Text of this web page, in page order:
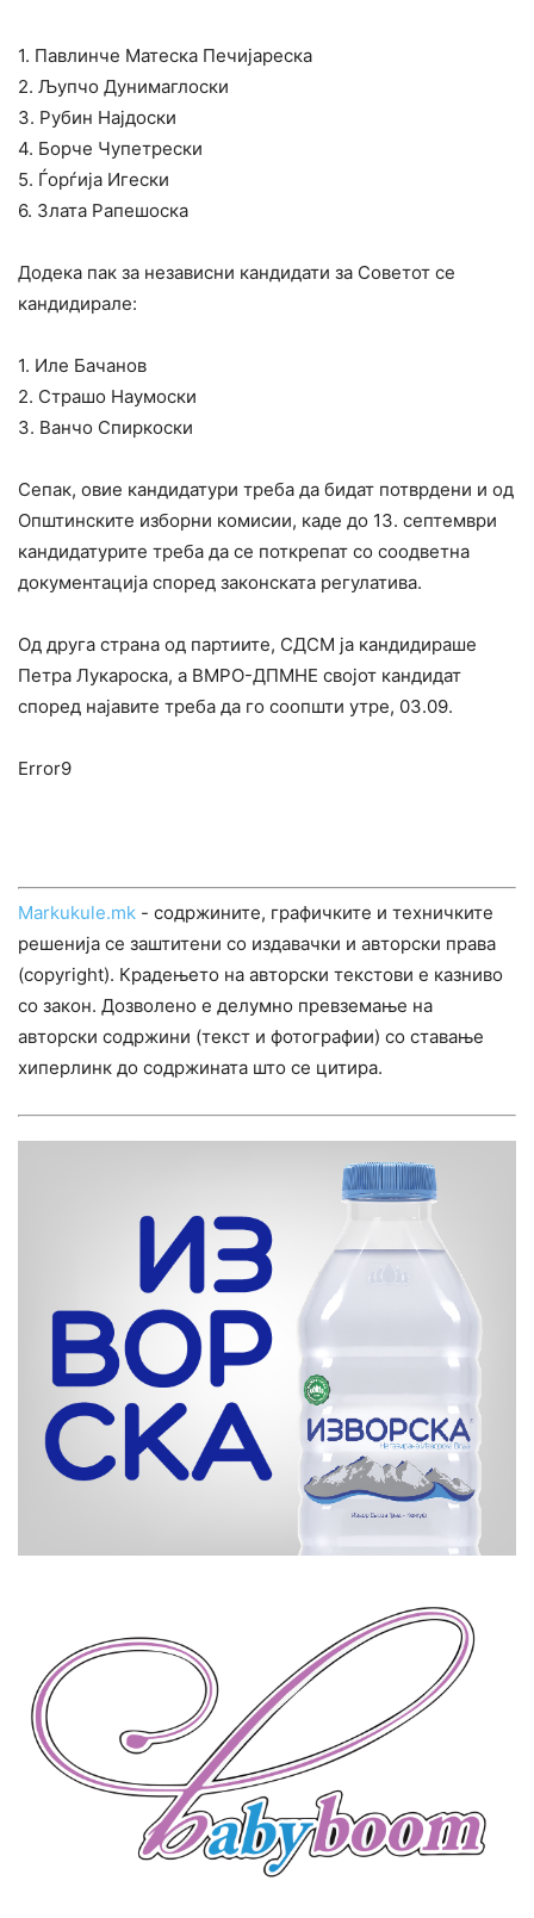
1. Павлинче Матеска Печијареска
2. Љупчо Дунимаглоски
3. Рубин Најдоски
4. Борче Чупетрески
5. Ѓорѓија Игески
6. Злата Рапешоска
Додека пак за независни кандидати за Советот се
кандидирале:
1. Иле Бачанов
2. Страшо Наумоски
3. Ванчо Спиркоски
Сепак, овие кандидатури треба да бидат потврдени и од
Општинските изборни комисии, каде до 13. септември
кандидатурите треба да се поткрепат со соодветна
документација според законската регулатива.
Од друга страна од партиите, СДСМ ја кандидираше
Петра Лукароска, а ВМРО-ДПМНЕ својот кандидат
според најавите треба да го соопшти утре, 03.09.
Error9
Markukule.mk - содржините, графичките и техничките
решенија се заштитени со издавачки и авторски права
(copyright). Крадењето на авторски текстови е казниво
со закон. Дозволено е делумно превземање на
авторски содржини (текст и фотографии) со ставање
хиперлинк до содржината што се цитира.